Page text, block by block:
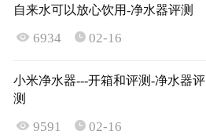
自来水可以放心饮用-净水器评测
 6934  02-16
小米净水器---开箱和评测-净水器评
测
 9591  02-16